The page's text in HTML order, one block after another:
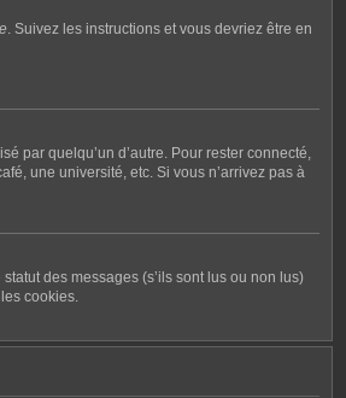
. Suivez les instructions et vous devriez être en
par quelqu’un d’autre. Pour rester connecté,
une université, etc. Si vous n’arrivez pas à
des messages (s’ils sont lus ou non lus)
cookies.